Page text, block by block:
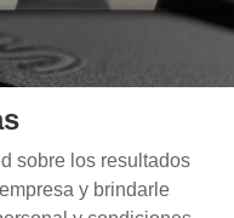
sobre los resultados
y brindarle